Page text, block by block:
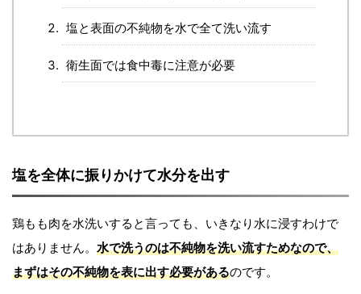
塩と表面の不純物を水で全て洗い流す
衛生面では食中毒に注意が必要
塩を全体に振りかけて水分を出す
鶏もも肉を水洗いすると言っても、いきなり水に浸すわけで
はありません。 水で洗うのは不純物を洗い流すためなので、
まずはその不純物を表に出す必要があるのです。